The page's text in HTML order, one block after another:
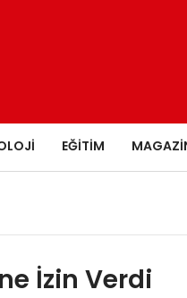
EĞITIM
İzin Verdi